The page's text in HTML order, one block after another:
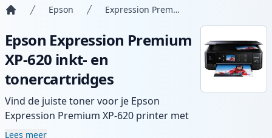
Epson Expression Premium XP-620
Epson Expression Premium
XP-620 inkt- en
tonercartridges
Vind de juiste toner voor je Epson
Expression Premium XP-620 printer met
ons assortiment compatibele en high-
Lees meer